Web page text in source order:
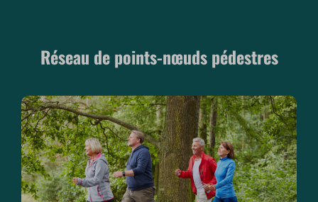
Réseau de points-nœuds pédestres